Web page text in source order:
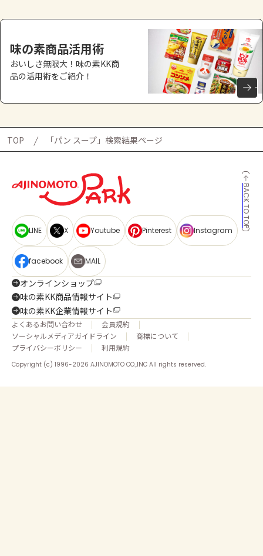
味の素商品活用術
おいしさ無限大！味の素KK商
品の活用術をご紹介！
TOP 「パン スープ」検索結果ページ
BACK TO TOP
LINE X Youtube Pinterest Instagram
facebook MAIL
オンラインショップ
味の素KK商品情報サイト
味の素KK企業情報サイト
よくあるお問い合わせ
会員規約
ソーシャルメディアガイドライン
商標について
プライバシーポリシー
利用規約
Copyright (c) 1996-2026 AJINOMOTO CO.,INC All rights reserved.